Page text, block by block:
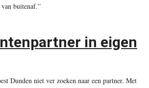
buitenaf.”
in eigen
Dunden niet ver zoeken naar een partner. Met